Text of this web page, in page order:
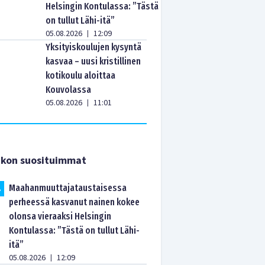
Helsingin Kontulassa: ”Tästä
on tullut Lähi-itä”
05.08.2026 | 12:09
Yksityiskoulujen kysyntä
kasvaa – uusi kristillinen
kotikoulu aloittaa
Kouvolassa
05.08.2026 | 11:01
suosituimmat
Maahanmuuttajataustaisessa
perheessä kasvanut nainen kokee
olonsa vieraaksi Helsingin
Kontulassa: ”Tästä on tullut Lähi-
itä”
05.08.2026 | 12:09